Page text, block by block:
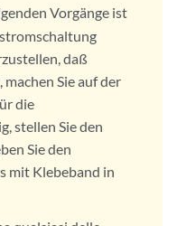
Vorgänge ist
daß
Sie auf der
die
stellen Sie den
Sie den
mit Klebeband in